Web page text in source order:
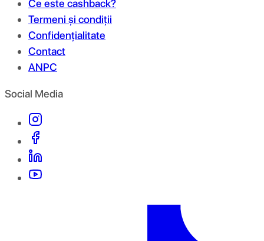
Ce este cashback?
Termeni și condiții
Confidențialitate
Contact
ANPC
Social Media